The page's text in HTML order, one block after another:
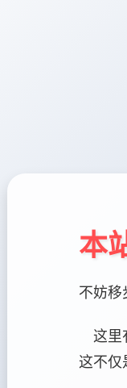
本
不妨移
这里
这不仅